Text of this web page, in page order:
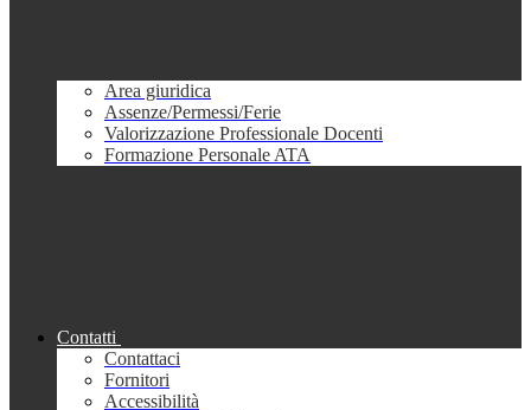
Area giuridica
Assenze/Permessi/Ferie
Valorizzazione Professionale Docenti
Formazione Personale ATA
Contatti
Contattaci
Fornitori
Accessibilità